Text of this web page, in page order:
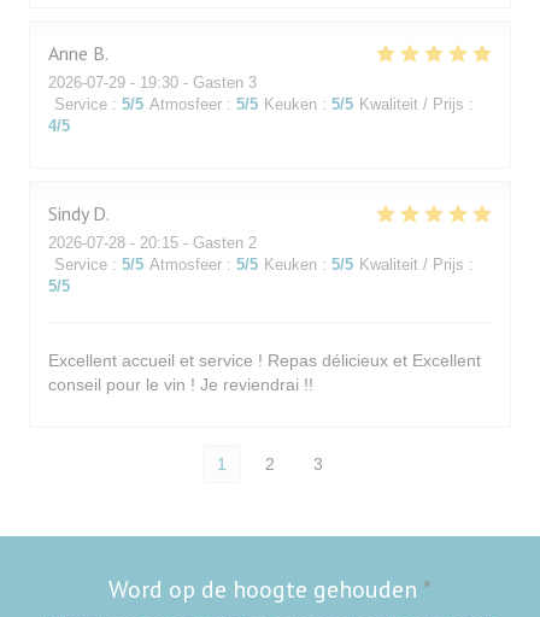
Anne B
2026-07-29 - 19:30 - Gasten 3
Service : 5/5 Atmosfeer : 5/5 Keuken : 5/5 Kwaliteit / Prijs :
4/5
Sindy D
2026-07-28 - 20:15 - Gasten 2
Service : 5/5 Atmosfeer : 5/5 Keuken : 5/5 Kwaliteit / Prijs :
5/5
Excellent accueil et service ! Repas délicieux et Excellent
conseil pour le vin ! Je reviendrai !!
1 2 3
Word op de hoogte gehouden *